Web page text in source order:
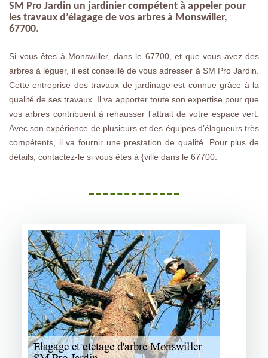
SM Pro Jardin un jardinier compétent à appeler pour
les travaux d’élagage de vos arbres à Monswiller,
67700.
Si vous êtes à Monswiller, dans le 67700, et que vous avez des
arbres à léguer, il est conseillé de vous adresser à SM Pro Jardin.
Cette entreprise des travaux de jardinage est connue grâce à la
qualité de ses travaux. Il va apporter toute son expertise pour que
vos arbres contribuent à rehausser l’attrait de votre espace vert.
Avec son expérience de plusieurs et des équipes d’élagueurs très
compétents, il va fournir une prestation de qualité. Pour plus de
détails, contactez-le si vous êtes à {ville dans le 67700.